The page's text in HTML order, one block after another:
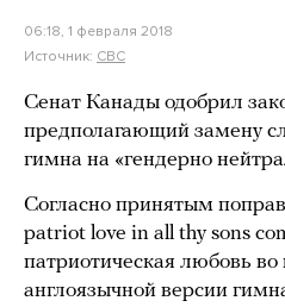
06:18, 1 февраля 2018
Источник: CBC
Сенат Канады одобрил
предполагающий замену
гимна на «гендерно
Согласно принятым
patriot love in all thy sons
патриотическая любовь во
англоязычной версии